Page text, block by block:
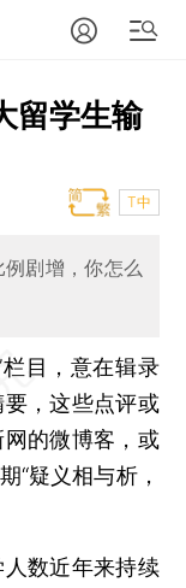
留学生输
T中
剧增，你怎么
栏目，意在辑录
，这些点评或
的微博客，或
“疑义相与析，
人数近年来持续